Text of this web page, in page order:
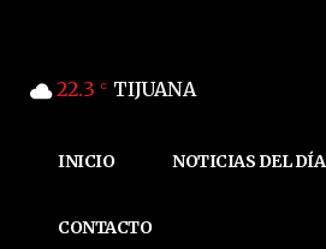
22.3 C TIJUANA
INICIO NOTICIAS DEL DÍA
CONTACTO